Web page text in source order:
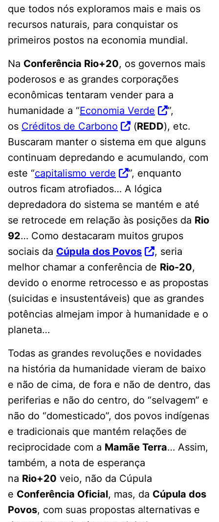
que todos nós exploramos mais e mais os
recursos naturais, para conquistar os
primeiros postos na economia mundial.
Na Conferência Rio+20, os governos mais
poderosos e as grandes corporações
econômicas tentaram vender para a
humanidade a “Economia Verde
”,
os Créditos de Carbono (REDD), etc.
Buscaram manter o sistema em que alguns
continuam depredando e acumulando, com
este “capitalismo verde
”, enquanto
outros ficam atrofiados… A lógica
depredadora do sistema se mantém e até
se retrocede em relação às posições da Rio
92… Como destacaram muitos grupos
sociais da Cúpula dos Povos
, seria
melhor chamar a conferência de Rio-20,
devido o enorme retrocesso e as propostas
(suicidas e insustentáveis) que as grandes
potências almejam impor à humanidade e o
planeta…
Todas as grandes revoluções e novidades
na história da humanidade vieram de baixo
e não de cima, de fora e não de dentro, das
periferias e não do centro, do “selvagem” e
não do “domesticado”, dos povos indígenas
e tradicionais que mantém relações de
reciprocidade com a Mamãe Terra… Assim,
também, a nota de esperança
na Rio+20 veio, não da Cúpula
e Conferência Oficial, mas, da Cúpula dos
Povos, com suas propostas alternativas e